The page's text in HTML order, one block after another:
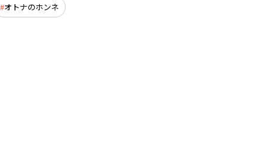
オトナのホンネ